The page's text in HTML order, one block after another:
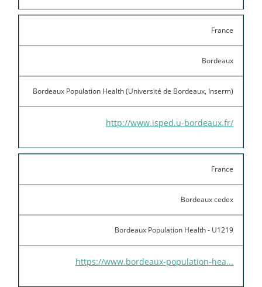
France
Bordeaux
Bordeaux Population Health (Université de Bordeaux, Inserm)
http://www.isped.u-bordeaux.fr/
France
Bordeaux cedex
Bordeaux Population Health - U1219
https://www.bordeaux-population-hea...